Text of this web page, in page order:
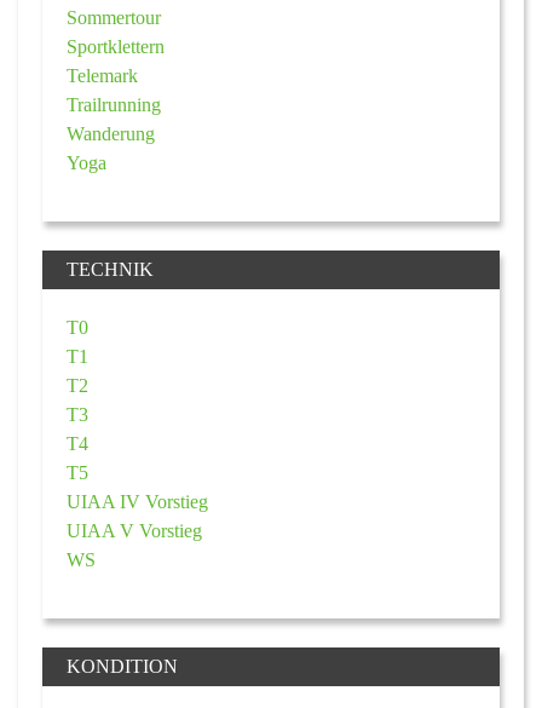
Sommertour
Sportklettern
Telemark
Trailrunning
Wanderung
Yoga
TECHNIK
T0
T1
T2
T3
T4
T5
UIAA IV Vorstieg
UIAA V Vorstieg
WS
KONDITION